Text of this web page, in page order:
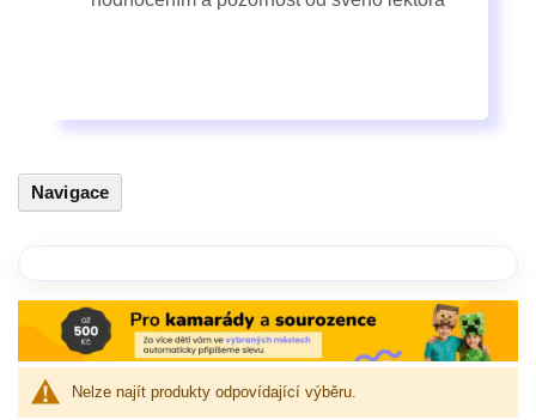
Nelze najít produkty odpovídající výběru.
Navigace